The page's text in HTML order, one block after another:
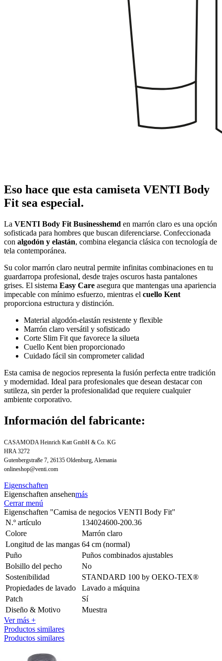
Eso hace que esta camiseta VENTI Body
Fit sea especial.
La VENTI Body Fit Businesshemd en marrón claro es una opción
sofisticada para hombres que buscan diferenciarse. Confeccionada
con algodón y elastán, combina elegancia clásica con tecnología de
tela contemporánea.
Su color marrón claro neutral permite infinitas combinaciones en tu
guardarropa profesional, desde trajes oscuros hasta pantalones
grises. El sistema Easy Care asegura que mantengas una apariencia
impecable con mínimo esfuerzo, mientras el cuello Kent
proporciona estructura y distinción.
Material algodón-elastán resistente y flexible
Marrón claro versátil y sofisticado
Corte Slim Fit que favorece la silueta
Cuello Kent bien proporcionado
Cuidado fácil sin comprometer calidad
Esta camisa de negocios representa la fusión perfecta entre tradición
y modernidad. Ideal para profesionales que desean destacar con
sutileza, sin perder la profesionalidad que requiere cualquier
ambiente corporativo.
Información del fabricante:
CASAMODA Heinrich Katt GmbH & Co. KG
HRA 3272
Gutenbergstraße 7, 26135 Oldenburg, Alemania
onlineshop@venti.com
Eigenschaften
Eigenschaften ansehenmás
Cerrar menú
Eigenschaften "Camisa de negocios VENTI Body Fit"
N.º artículo
134024600-200.36
Colore
Marrón claro
Longitud de las mangas 64 cm (normal)
Puño
Puños combinados ajustables
Bolsillo del pecho
No
Sostenibilidad
STANDARD 100 by OEKO-TEX®
Propiedades de lavado
Lavado a máquina
Patch
Sí
Diseño & Motivo
Muestra
Ver más +
Productos similares
Productos similares